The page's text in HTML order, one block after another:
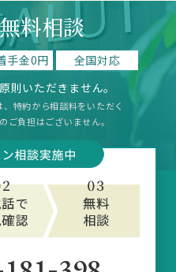
料相談
手金0円
全国対応
則いただきません。
特約から相談料をいただく
ご負担はございません。